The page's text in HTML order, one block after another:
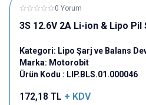
0 Yorum
3S 12.6V 2A Li-ion & Lipo
Kategori: Lipo Şarj ve Balans
Marka: Motorobit
Ürün Kodu : LIP.BLS.01.000046
172,18 TL + KDV